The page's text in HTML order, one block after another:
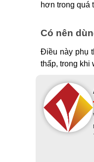
hơn trong quá
Có nên
Điều này phụ
thấp, trong khi